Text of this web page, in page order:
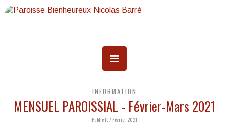
INFORMATION
MENSUEL PAROISSIAL - Février-Mars 2021
Publié le 7 Février 2021